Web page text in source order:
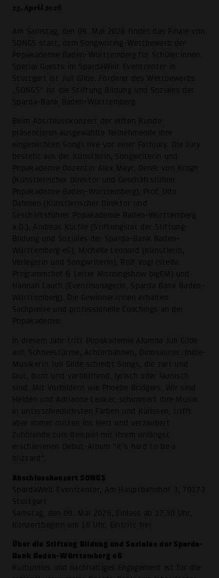
23. April 2026
Am Samstag, den 09. Mai 2026 findet das Finale von
SONGS statt, dem Songwriting-Wettbewerb der
Popakademie Baden-Württemberg für Schüler:innen.
Special Guests im SpardaWelt Eventcenter in
Stuttgart ist Juli Gilde. Förderer des Wettbewerbs
„SONGS“ ist die Stiftung Bildung und Soziales der
Sparda-Bank Baden-Württemberg.
Beim Abschlusskonzert der elften Runde
präsentieren ausgewählte Teilnehmende ihre
eingereichten Songs live vor einer Fachjury. Die Jury
besteht aus der Künstlerin, Songwriterin und
Popakademie Dozentin Alex Mayr, Derek von Krogh
(Künstlerischer Direktor und Geschäftsführer
Popakademie Baden-Württemberg), Prof. Udo
Dahmen (Künstlerischer Direktor und
Geschäftsführer Popakademie Baden-Württemberg
a.D.), Andreas Küchle (Stiftungsrat der Stiftung
Bildung und Soziales der Sparda-Bank Baden-
Württemberg eG), Michelle Leonard (Künstlerin,
Verlegerin und Songwriterin), Rolf Vogl (stellv.
Programmchef & Leiter Morningshow bigFM) und
Hannah Lauth (Eventmanagerin, Sparda Bank Baden-
Württemberg). Die Gewinner:innen erhalten
Sachpreise und professionelle Coachings an der
Popakademie.
In diesem Jahr tritt Popakademie Alumna Juli Gilde
auf. Schneestürme, Achterbahnen, Dinosaurier: Indie-
Musikerin Juli Gilde schreibt Songs, die zart und
laut, bunt und verblüffend, lyrisch oder launisch
sind. Mit Vorbildern wie Phoebe Bridgers, Wir sind
Helden und Adrianne Lenker, schimmert ihre Musik
in unterschiedlichsten Farben und Kulissen, trifft
aber immer mitten ins Herz und verzaubert
Zuhörende zum Beispiel mit ihrem unlängst
erschienenen Debut-Album “it’s hard to be a
blizzard”.
Abschlusskonzert SONGS
SpardaWelt Eventcenter, Am Hauptbahnhof 3, 70173
Stuttgart
Samstag, den 09. Mai 2026, Einlass ab 17.30 Uhr,
Konzertbeginn um 18 Uhr, Eintritt frei
Über die Stiftung Bildung und Soziales der Sparda-
Bank Baden-Württemberg eG
Kulturelles und nachhaltiges Engagement ist für die